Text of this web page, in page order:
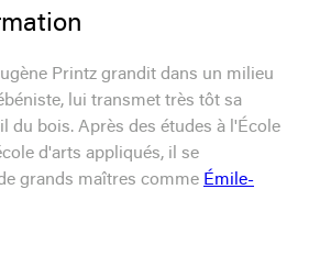
Printz grandit dans un milieu
lui transmet très tôt sa
du bois. Après des études à l'École
d'arts appliqués, il se
grands maîtres comme Émile-